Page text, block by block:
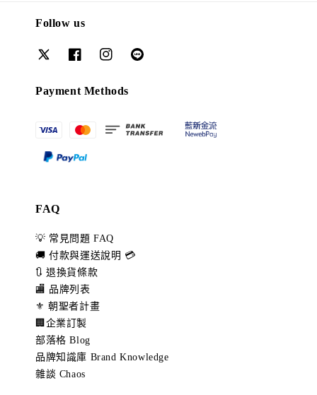
Follow us
Payment Methods
FAQ
💡 常見問題 FAQ
🚚 付款與運送說明 💳
🔃 退換貨條款
🏬 品牌列表
⚜️ 朝聖者計畫
🏢企業訂製
部落格 Blog
品牌知識庫 Brand Knowledge
雜談 Chaos